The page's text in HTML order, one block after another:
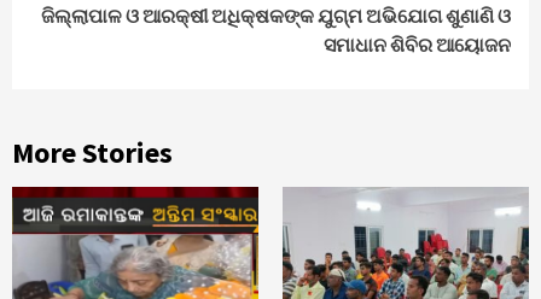
ଜିଲ୍ଲାପାଳ ଓ ଆରକ୍ଷୀ ଅଧିକ୍ଷକଙ୍କ ଯୁଗ୍ମ ଅଭିଯୋଗ ଶୁଣାଣି ଓ
ସମାଧାନ ଶିବିର ଆୟୋଜନ
More Stories